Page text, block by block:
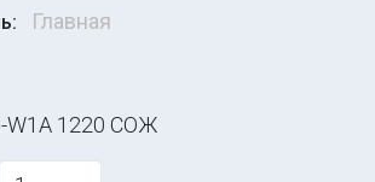
Главная
W1A 1220 СОЖ